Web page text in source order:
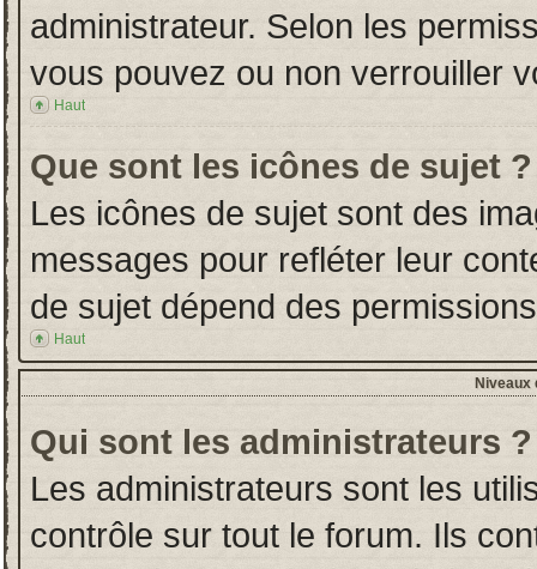
administrateur. Selon les
vous pouvez ou non verrouiller
Haut
Que sont les icônes de sujet ?
Les icônes de sujet sont des
messages pour refléter leur
de sujet dépend des
Haut
Niveaux
Qui sont les administrateurs ?
Les administrateurs sont les
contrôle sur tout le forum. Ils